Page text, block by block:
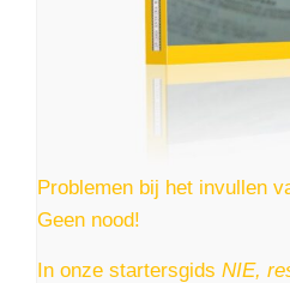
Problemen bij het invullen
Geen nood!
In onze startersgids NIE,